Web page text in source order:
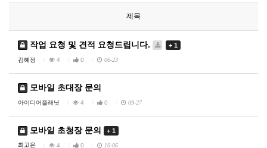
제목
작업 요청 및 견적 요청드립니다. + 1
김혜정 4 0 06-23
모바일 초대장 문의
아이디어플래닛 4 0 09-27
모바일 초청장 문의 + 1
최고은 4 0 10-06